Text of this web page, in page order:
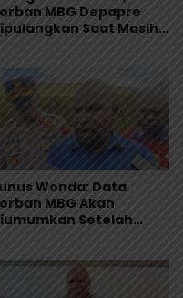
MBG Depapre
Saat Masih
Wonda: Data
MBG Akan
Setelah